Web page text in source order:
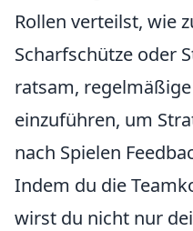
Rollen verteilst, wie
Scharfschütze oder
ratsam, regelmäßige
einzuführen, um
nach Spielen
Indem du die
wirst du nicht nur